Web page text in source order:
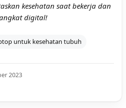
kesehatan saat bekerja dan
digital!
untuk kesehatan tubuh
2023